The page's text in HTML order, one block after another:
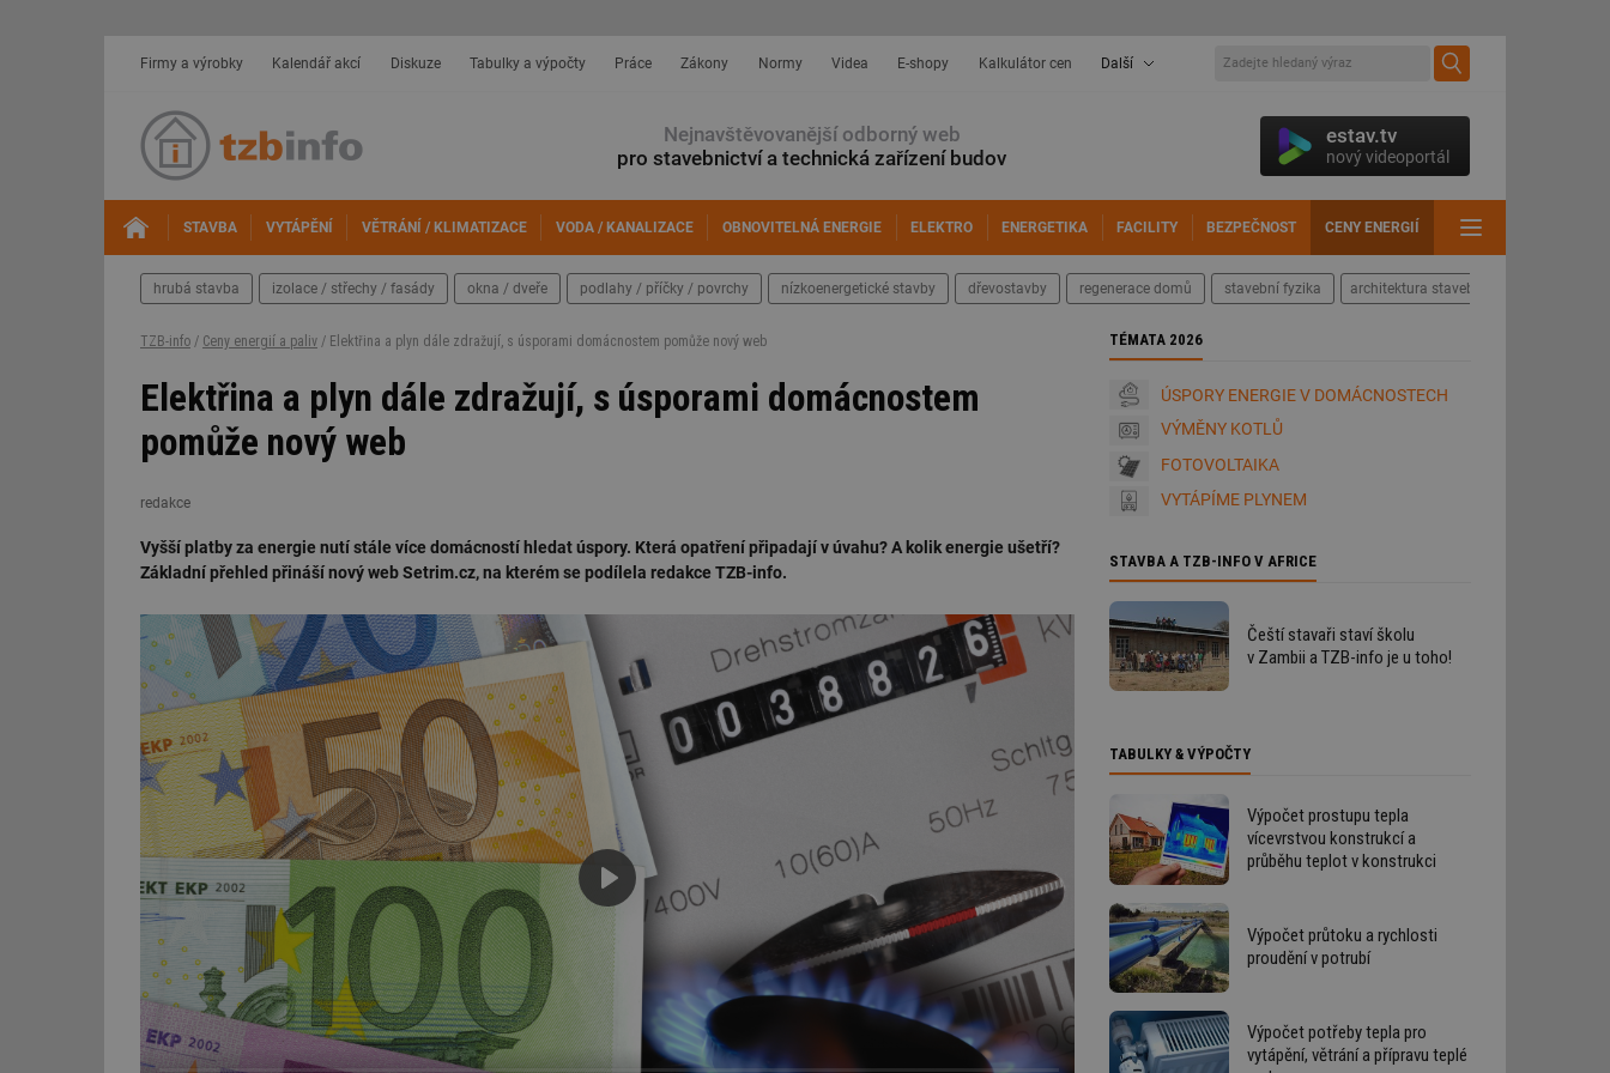
Firmy a výrobky Kalendář akcí Diskuze Tabulky a výpočty Práce Zákony Normy Videa E-shopy Kalkulátor cen Další
Nejnavštěvovanější odborný web
pro stavebnictví a technická zařízení budov
estav.tv
nový videoportál
STAVBA VYTÁPĚNÍ VĚTRÁNÍ / KLIMATIZACE VODA / KANALIZACE OBNOVITELNÁ ENERGIE ELEKTRO ENERGETIKA FACILITY BEZPEČNOST CENY ENERGIÍ
hrubá stavba izolace / střechy / fasády okna / dveře podlahy / příčky / povrchy nízkoenergetické stavby dřevostavby regenerace domů stavební fyzika architektura staveb
TZB-info / Ceny energií a paliv / Elektřina a plyn dále zdražují, s úsporami domácnostem pomůže nový web
Elektřina a plyn dále zdražují, s úsporami domácnostem
pomůže nový web
redakce
Vyšší platby za energie nutí stále více domácností hledat úspory. Která opatření připadají v úvahu? A kolik energie ušetří?
Základní přehled přináší nový web Setrim.cz, na kterém se podílela redakce TZB-info.
TÉMATA 2026
ÚSPORY ENERGIE V DOMÁCNOSTECH
VÝMĚNY KOTLŮ
FOTOVOLTAIKA
VYTÁPÍME PLYNEM
STAVBA A TZB-INFO V AFRICE
Čeští stavaři staví školu
v Zambii a TZB-info je u toho!
TABULKY & VÝPOČTY
Výpočet prostupu tepla
vícevrstvou konstrukcí a
průběhu teplot v konstrukci
Výpočet průtoku a rychlosti
proudění v potrubí
Výpočet potřeby tepla pro
vytápění, větrání a přípravu teplé